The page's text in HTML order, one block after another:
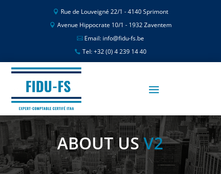
Rue de Louveigné 22/1 - 4140 Sprimont
Avenue Hippocrate 10/1 - 1932 Zaventem
Email: info@fidu-fs.be
Tel: +32 (0) 4 239 14 40
ABOUT USV2